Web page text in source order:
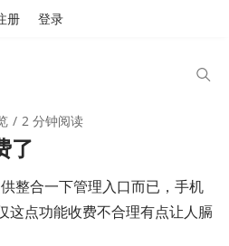
册 登录
2 分钟阅读
了
整合一下管理入口而已，手机
这点功能收费不合理有点让人膈